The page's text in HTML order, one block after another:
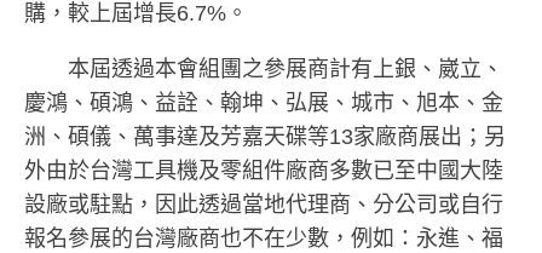
購，較上屆增長6.7%。
本屆透過本會組團之參展商計有上銀、崴立、
慶鴻、碩鴻、益詮、翰坤、弘展、城市、旭本、金
洲、碩儀、萬事達及芳嘉天碟等13家廠商展出；另
外由於台灣工具機及零組件廠商多數已至中國大陸
設廠或駐點，因此透過當地代理商、分公司或自行
報名參展的台灣廠商也不在少數，例如：永進、福